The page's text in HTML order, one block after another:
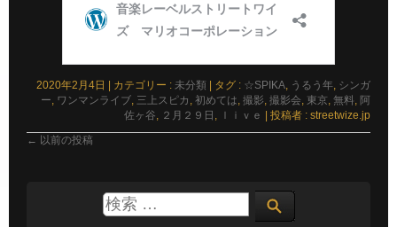
2020年2月4日 | カテゴリー : 未分類 | タグ : ☆SPIKA うるう年 シンガ
ー ワンマンライブ 三上スピカ 初めては 撮影 撮影会 東京 無料 阿
佐ヶ谷
２月２９日 ｌｉｖｅ | 投稿者 : streetwize.jp
← 以前の投稿